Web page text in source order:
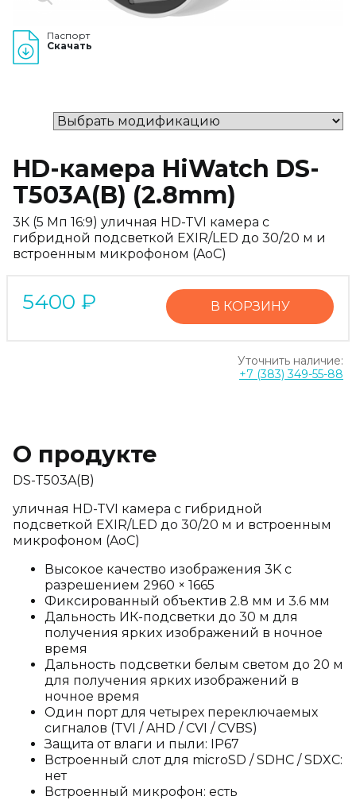
Паспорт
Скачать
HD-камера HiWatch DS-
T503A(B) (2.8mm)
3К (5 Мп 16:9) уличная HD-TVI камера с
гибридной подсветкой EXIR/LED до 30/20 м и
встроенным микрофоном (AoC)
5400 ₽ В КОРЗИНУ
Уточнить наличие:
+7 (383) 349-55-88
О продукте
DS-T503A(B)
уличная HD-TVI камера с гибридной
подсветкой EXIR/LED до 30/20 м и встроенным
микрофоном (AoC)
Высокое качество изображения 3K c
разрешением 2960 × 1665
Фиксированный объектив 2.8 мм и 3.6 мм
Дальность ИК-подсветки до 30 м для
получения ярких изображений в ночное
время
Дальность подсветки белым светом до 20 м
для получения ярких изображений в
ночное время
Один порт для четырех переключаемых
сигналов (TVI / AHD / CVI / CVBS)
Защита от влаги и пыли: IP67
Встроенный слот для microSD / SDHC / SDXC:
нет
Встроенный микрофон: есть